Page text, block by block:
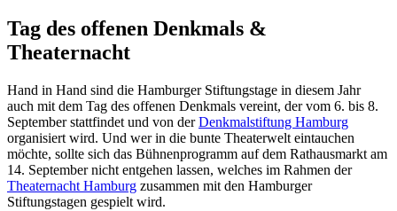
Tag des offenen Denkmals &
Theaternacht
Hand in Hand sind die Hamburger Stiftungstage in diesem Jahr
auch mit dem Tag des offenen Denkmals vereint, der vom 6. bis 8.
September stattfindet und von derDenkmalstiftung Hamburg
organisiert wird. Und wer in die bunte Theaterwelt eintauchen
möchte, sollte sich das Bühnenprogramm auf dem Rathausmarkt am
14. September nicht entgehen lassen, welches im Rahmen der
Theaternacht Hamburg zusammen mit den Hamburger
Stiftungstagen gespielt wird.